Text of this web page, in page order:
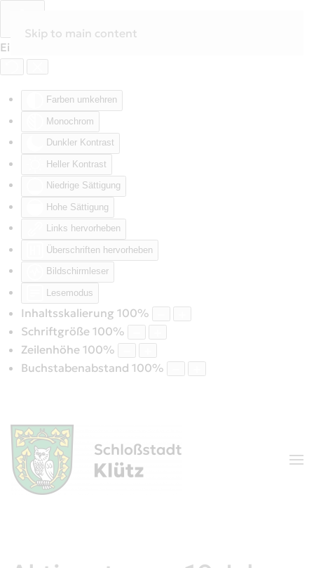
Eingabehilfen öffnen
Farben umkehren
Monochrom
Dunkler Kontrast
Heller Kontrast
Niedrige Sättigung
Hohe Sättigung
Links hervorheben
Überschriften hervorheben
Bildschirmleser
Lesemodus
Inhaltsskalierung 100%
Schriftgröße 100%
Zeilenhöhe 100%
Buchstabenabstand 100%
Skip to main content